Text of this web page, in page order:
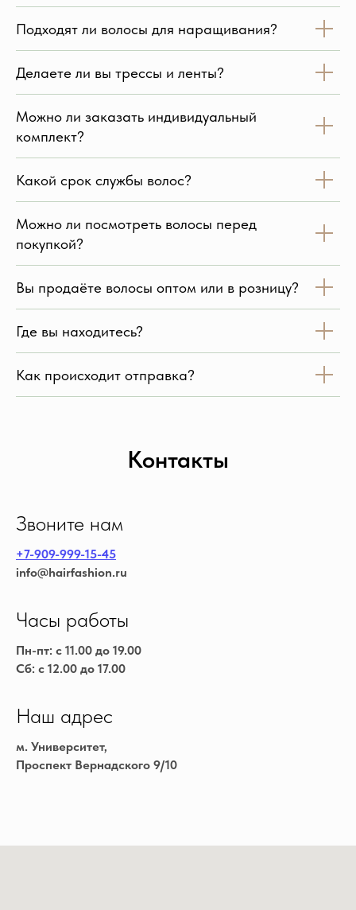
Подходят ли волосы для наращивания?
Делаете ли вы трессы и ленты?
Можно ли заказать индивидуальный
комплект?
Какой срок службы волос?
Можно ли посмотреть волосы перед
покупкой?
Вы продаёте волосы оптом или в розницу?
Где вы находитесь?
Как происходит отправка?
Контакты
Звоните нам
+7-909-999-15-45
info@hairfashion.ru
Часы работы
Пн-пт: с 11.00 до 19.00
Сб: с 12.00 до 17.00
Наш адрес
м. Университет,
Проспект Вернадского 9/10